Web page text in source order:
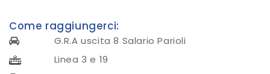
Come raggiungerci:
G.R.A uscita 8 Salario Parioli
Linea 3 e 19